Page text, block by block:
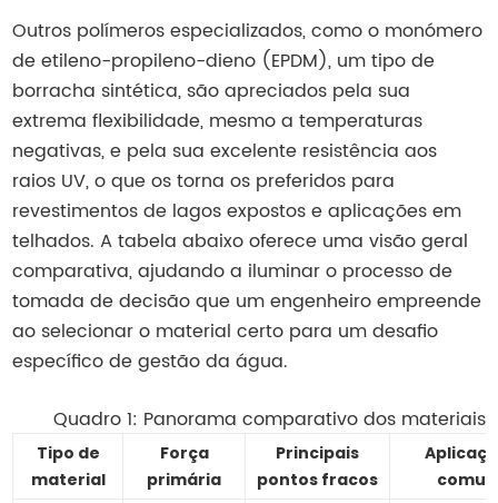
Outros polímeros especializados, como o monómero
de etileno-propileno-dieno (EPDM), um tipo de
borracha sintética, são apreciados pela sua
extrema flexibilidade, mesmo a temperaturas
negativas, e pela sua excelente resistência aos
raios UV, o que os torna os preferidos para
revestimentos de lagos expostos e aplicações em
telhados. A tabela abaixo oferece uma visão geral
comparativa, ajudando a iluminar o processo de
tomada de decisão que um engenheiro empreende
ao selecionar o material certo para um desafio
específico de gestão da água.
Quadro 1: Panorama comparativo dos
Tipo de
material
Força
primária
Principais
pontos fracos